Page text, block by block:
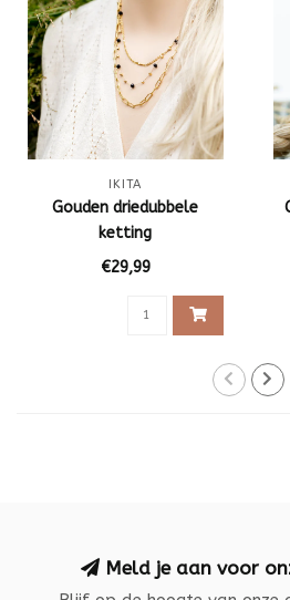
IKITA
Gouden driedubbele
ketting
€29,99
Meld je aan voor